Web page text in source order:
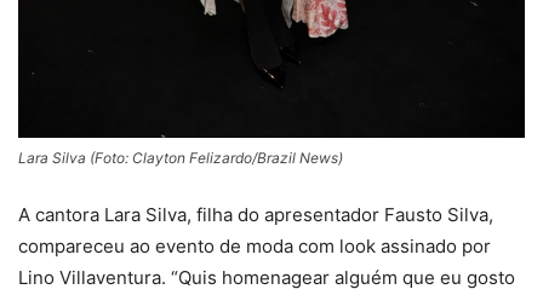
Lara Silva (Foto: Clayton Felizardo/Brazil News)
A cantora Lara Silva, filha do apresentador Fausto Silva,
compareceu ao evento de moda com look assinado por
Lino Villaventura. “Quis homenagear alguém que eu gosto